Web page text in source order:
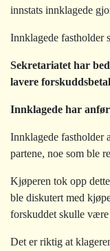
innstats innklagede
Innklagede fastholder
Sekretariatet har
lavere
Innklagede har
Innklagede fastholder
partene, noe som ble
Kjøperen tok opp
ble diskutert med
forskuddet skulle
Det er riktig at